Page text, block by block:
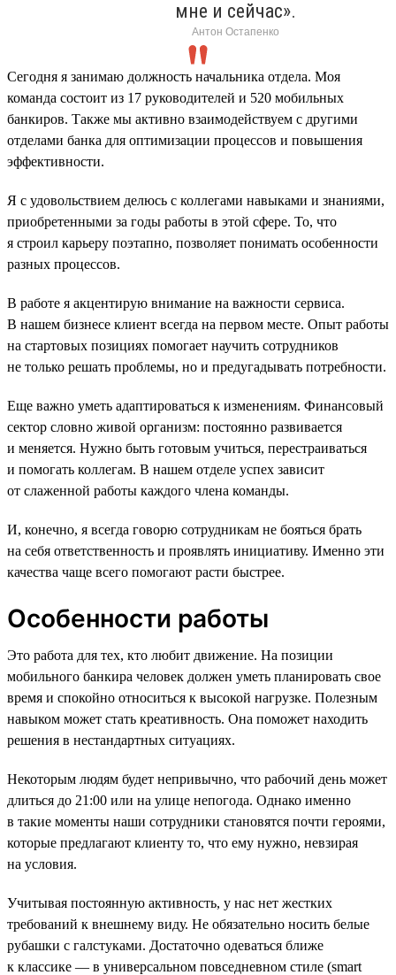
мне и сейчас».
Антон Остапенко
Сегодня я занимаю должность начальника отдела. Моя
команда состоит из 17 руководителей и 520 мобильных
банкиров. Также мы активно взаимодействуем с другими
отделами банка для оптимизации процессов и повышения
эффективности.
Я с удовольствием делюсь с коллегами навыками и знаниями,
приобретенными за годы работы в этой сфере. То, что
я строил карьеру поэтапно, позволяет понимать особенности
разных процессов.
В работе я акцентирую внимание на важности сервиса.
В нашем бизнесе клиент всегда на первом месте. Опыт работы
на стартовых позициях помогает научить сотрудников
не только решать проблемы, но и предугадывать потребности.
Еще важно уметь адаптироваться к изменениям. Финансовый
сектор словно живой организм: постоянно развивается
и меняется. Нужно быть готовым учиться, перестраиваться
и помогать коллегам. В нашем отделе успех зависит
от слаженной работы каждого члена команды.
И, конечно, я всегда говорю сотрудникам не бояться брать
на себя ответственность и проявлять инициативу. Именно эти
качества чаще всего помогают расти быстрее.
Особенности работы
Это работа для тех, кто любит движение. На позиции
мобильного банкира человек должен уметь планировать свое
время и спокойно относиться к высокой нагрузке. Полезным
навыком может стать креативность. Она поможет находить
решения в нестандартных ситуациях.
Некоторым людям будет непривычно, что рабочий день может
длиться до 21:00 или на улице непогода. Однако именно
в такие моменты наши сотрудники становятся почти героями,
которые предлагают клиенту то, что ему нужно, невзирая
на условия.
Учитывая постоянную активность, у нас нет жестких
требований к внешнему виду. Не обязательно носить белые
рубашки с галстуками. Достаточно одеваться ближе
к классике — в универсальном повседневном стиле (smart